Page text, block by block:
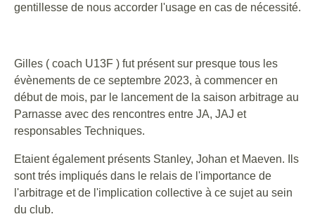
gentillesse de nous accorder l'usage en cas de nécessité.
Gilles ( coach U13F ) fut présent sur presque tous les
évènements de ce septembre 2023, à commencer en
début de mois, par le lancement de la saison arbitrage au
Parnasse avec des rencontres entre JA, JAJ et
responsables Techniques.
Etaient également présents Stanley, Johan et Maeven. Ils
sont trés impliqués dans le relais de l'importance de
l'arbitrage et de l'implication collective à ce sujet au sein
du club.